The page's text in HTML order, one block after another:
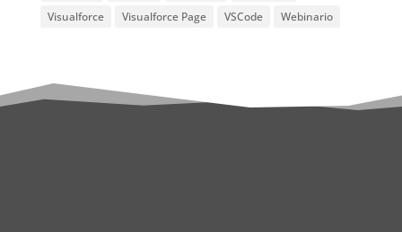
Visualforce
Visualforce Page VSCode Webinario